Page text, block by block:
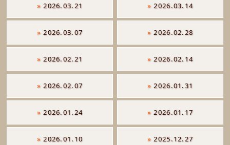
» 2026.03.21 » 2026.03.14
» 2026.03.07 » 2026.02.28
» 2026.02.21 » 2026.02.14
» 2026.02.07 » 2026.01.31
» 2026.01.24 » 2026.01.17
» 2026.01.10 » 2025.12.27